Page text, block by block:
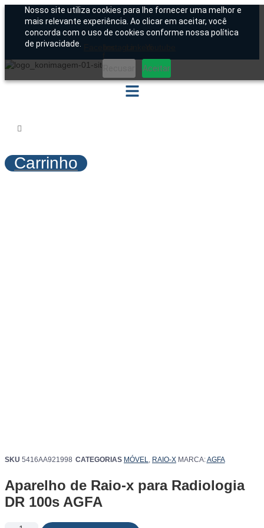
Nosso site utiliza cookies para lhe fornecer uma melhor e
mais relevante experiência. Ao clicar em aceitar, você
concorda com o uso de cookies conforme nossa política
de privacidade.
Aceitar
Ir
conteúdo
Carrinho
SKU 5416AA921998 CATEGORIAS MÓVEL, RAIO-X MARCA:AGFA
Aparelho de Raio-x para Radiologia
DR 100s AGFA